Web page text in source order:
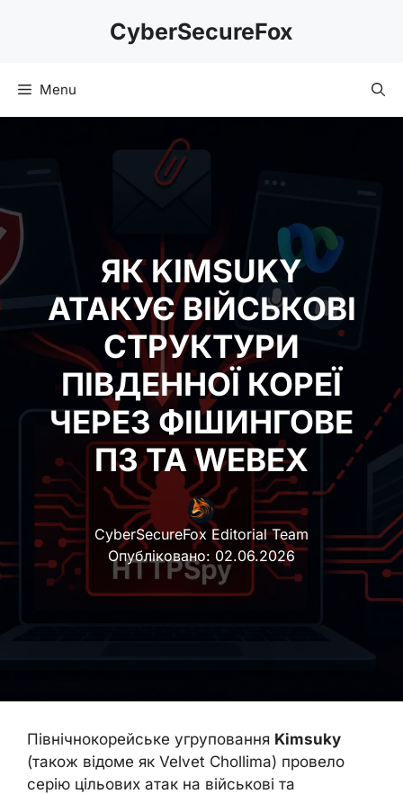
CyberSecureFox
Menu
ЯК KIMSUKY
АТАКУЄ ВІЙСЬКОВІ
СТРУКТУРИ
ПІВДЕННОЇ КОРЕЇ
ЧЕРЕЗ ФІШИНГОВЕ
ПЗ ТА WEBEX
CyberSecureFox Editorial Team
Опубліковано: 02.06.2026
Північнокорейське угруповання Kimsuky
(також відоме як Velvet Chollima) провело
серію цільових атак на військові та